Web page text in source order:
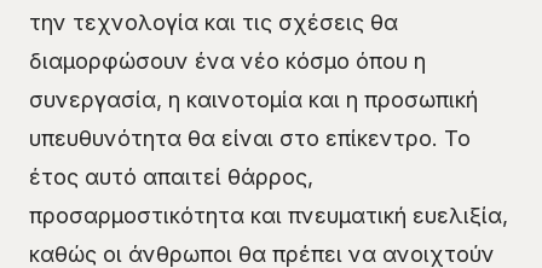
την τεχνολογία και τις σχέσεις θα
διαμορφώσουν ένα νέο κόσμο όπου η
συνεργασία, η καινοτομία και η προσωπική
υπευθυνότητα θα είναι στο επίκεντρο. Το
έτος αυτό απαιτεί θάρρος,
προσαρμοστικότητα και πνευματική ευελιξία,
καθώς οι άνθρωποι θα πρέπει να ανοιχτούν